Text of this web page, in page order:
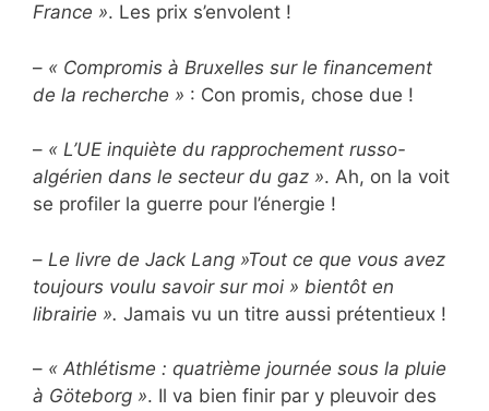
France ». Les prix s’envolent !
– « Compromis à Bruxelles sur le financement
de la recherche » : Con promis, chose due !
– « L’UE inquiète du rapprochement russo-
algérien dans le secteur du gaz ». Ah, on la voit
se profiler la guerre pour l’énergie !
– Le livre de Jack Lang »Tout ce que vous avez
toujours voulu savoir sur moi » bientôt en
librairie ». Jamais vu un titre aussi prétentieux !
– « Athlétisme : quatrième journée sous la pluie
à Göteborg ». Il va bien finir par y pleuvoir des